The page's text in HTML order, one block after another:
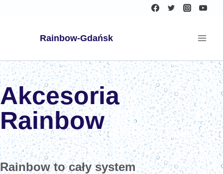
Rainbow-Gdańsk
Akcesoria
Rainbow
Rainbow to cały system